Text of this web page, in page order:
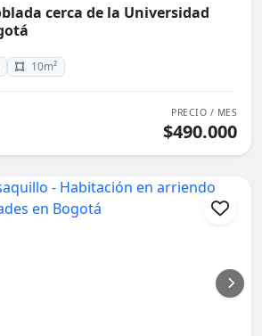
cerca de la Universidad
10m²
PRECIO / MES
$490.000